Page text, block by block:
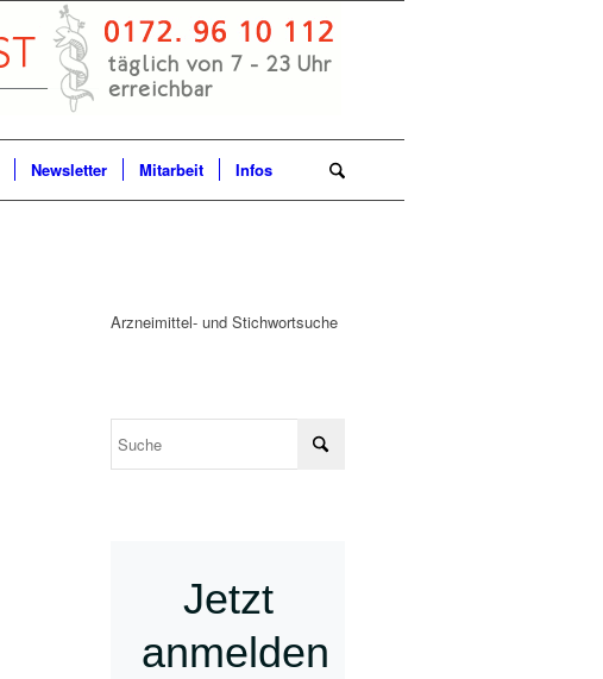
Newsletter Mitarbeit Infos
Arzneimittel- und Stichwortsuche
Jetzt
anmelden